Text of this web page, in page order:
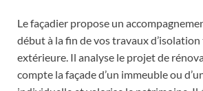
Le façadier propose un
début à la fin de vos travaux
extérieure. Il analyse le projet de
compte la façade d’un immeuble ou